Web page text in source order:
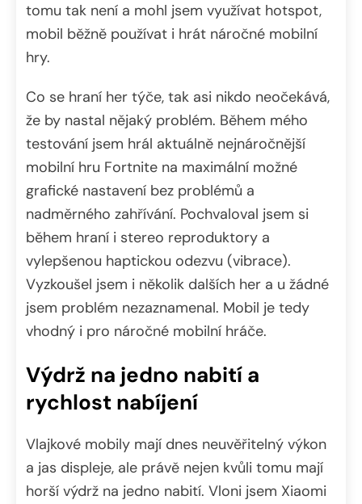
tomu tak není a mohl jsem využívat hotspot,
mobil běžně používat i hrát náročné mobilní
hry.
Co se hraní her týče, tak asi nikdo neočekává,
že by nastal nějaký problém. Během mého
testování jsem hrál aktuálně nejnáročnější
mobilní hru Fortnite na maximální možné
grafické nastavení bez problémů a
nadměrného zahřívání. Pochvaloval jsem si
během hraní i stereo reproduktory a
vylepšenou haptickou odezvu (vibrace).
Vyzkoušel jsem i několik dalších her a u žádné
jsem problém nezaznamenal. Mobil je tedy
vhodný i pro náročné mobilní hráče.
Výdrž na jedno nabití a
rychlost nabíjení
Vlajkové mobily mají dnes neuvěřitelný výkon
a jas displeje, ale právě nejen kvůli tomu mají
horší výdrž na jedno nabití. Vloni jsem Xiaomi